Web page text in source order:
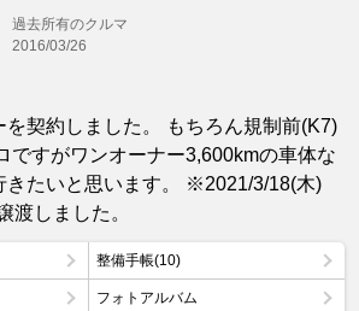
過去所有のクルマ
2016/03/26
契約しました。 もちろん規制前(K7)
ですがワンオーナー3,600kmの車体な
きたいと思います。 ※2021/3/18(木)
渡しました。
整備手帳(10)
フォトアルバム